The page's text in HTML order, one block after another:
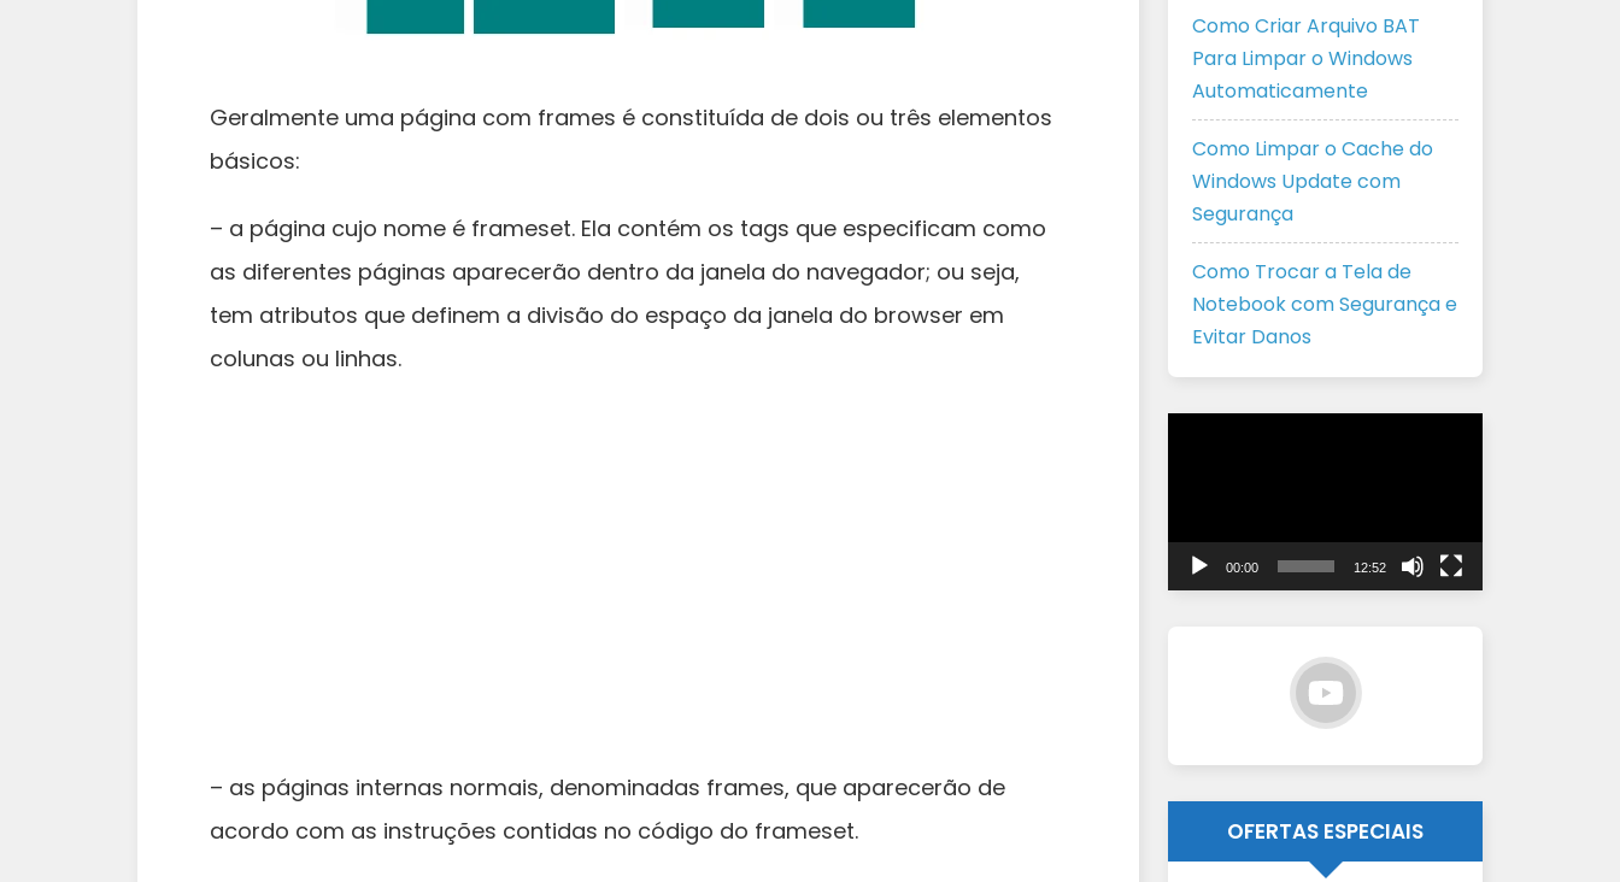
Geralmente uma página com frames é constituída de dois ou três elementos
básicos:
– a página cujo nome é frameset. Ela contém os tags que especificam como
as diferentes páginas aparecerão dentro da janela do navegador; ou seja,
tem atributos que definem a divisão do espaço da janela do browser em
colunas ou linhas.
– as páginas internas normais, denominadas frames, que aparecerão de
acordo com as instruções contidas no código do frameset.
Como Criar Arquivo BAT
Para Limpar o Windows
Automaticamente
Como Limpar o Cache do
Windows Update com
Segurança
Como Trocar a Tela de
Notebook com Segurança e
Evitar Danos
00:00 12:52
OFERTAS ESPECIAIS